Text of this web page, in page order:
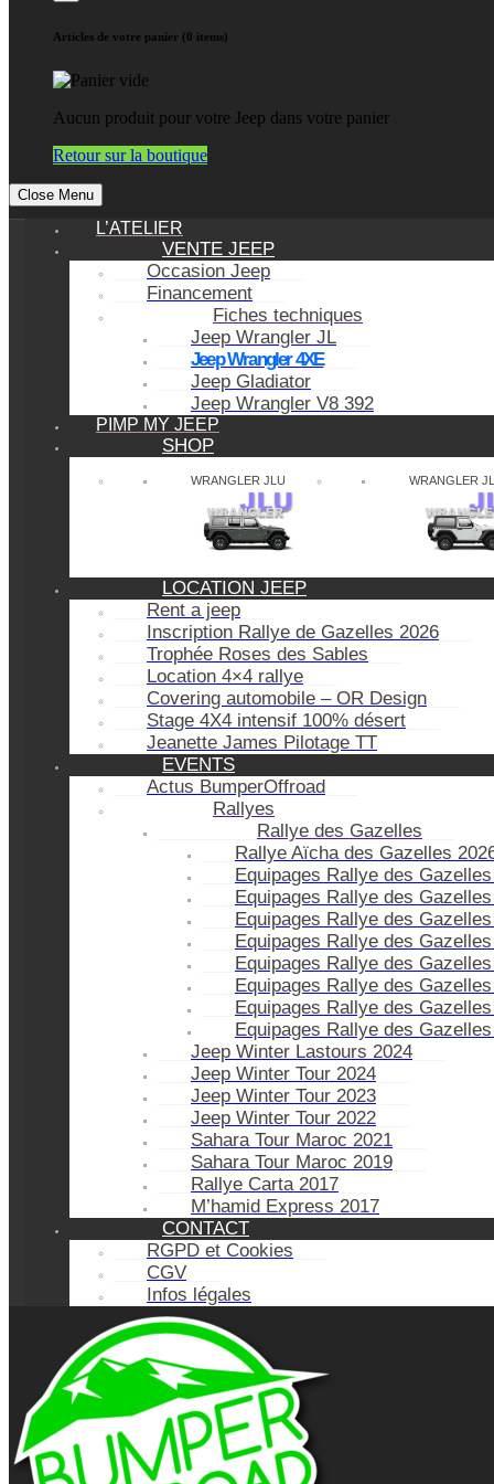
Articles de votre panier (0 items)
Aucun produit pour votre Jeep dans votre panier
Retour sur la boutique
Close Menu
L’ATELIER
VENTE JEEP
Occasion Jeep
Financement
Fiches techniques
Jeep Wrangler JL
Jeep Wrangler 4XE
Jeep Gladiator
Jeep Wrangler V8 392
PIMP MY JEEP
SHOP
WRANGLER JLU WRANGLER JL
LOCATION JEEP
Rent a jeep
Inscription Rallye de Gazelles 2026
Trophée Roses des Sables
Location 4×4 rallye
Covering automobile – OR Design
Stage 4X4 intensif 100% désert
Jeanette James Pilotage TT
EVENTS
Actus BumperOffroad
Rallyes
Rallye des Gazelles
Rallye Aïcha des Gazelles
Equipages Rallye des
Equipages Rallye des
Equipages Rallye des
Equipages Rallye des
Equipages Rallye des
Equipages Rallye des
Equipages Rallye des
Equipages Rallye des
Jeep Winter Lastours 2024
Jeep Winter Tour 2024
Jeep Winter Tour 2023
Jeep Winter Tour 2022
Sahara Tour Maroc 2021
Sahara Tour Maroc 2019
Rallye Carta 2017
M’hamid Express 2017
CONTACT
RGPD et Cookies
CGV
Infos légales